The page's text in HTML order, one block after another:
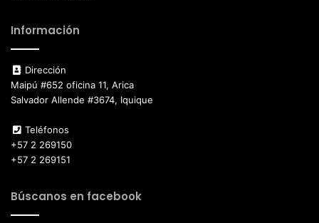
Información
Dirección
Maipú #652 oficina 11, Arica
Salvador Allende #3674, Iquique
Teléfonos
+57 2 269150
+57 2 269151
Búscanos en facebook